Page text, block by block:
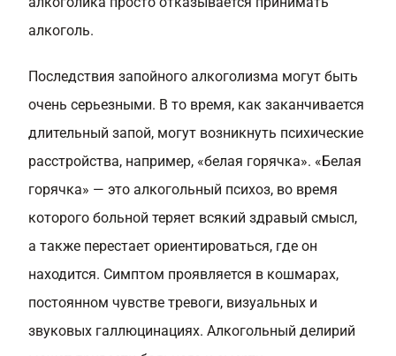
алкоголь.
Последствия запойного алкоголизма могут быть
очень серьезными. В то время, как заканчивается
длительный запой, могут возникнуть психические
расстройства, например, «белая горячка». «Белая
горячка» — это алкогольный психоз, во время
которого больной теряет всякий здравый смысл,
а также перестает ориентироваться, где он
находится. Симптом проявляется в кошмарах,
постоянном чувстве тревоги, визуальных и
звуковых галлюцинациях. Алкогольный делирий